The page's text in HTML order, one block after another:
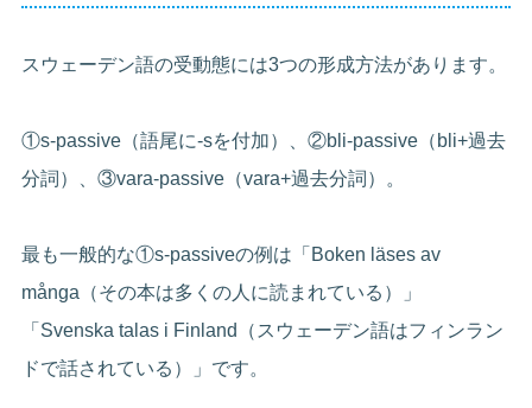
スウェーデン語の受動態には3つの形成方法があります。
①s-passive（語尾に-sを付加）、②bli-passive（bli+過去
分詞）、③vara-passive（vara+過去分詞）。
最も一般的な①s-passiveの例は「Boken läses av
många（その本は多くの人に読まれている）」
「Svenska talas i Finland（スウェーデン語はフィンラン
ドで話されている）」です。